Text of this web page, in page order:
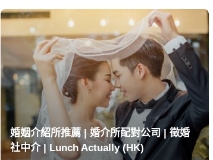
婚姻介紹所推薦 | 婚介所配對公司 | 徵婚
社中介 | Lunch Actually (HK)